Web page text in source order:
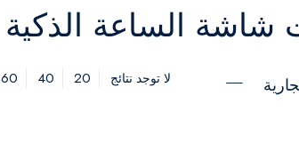
شاشة الساعة الذكية
لا توجد نتائج 20
40
60